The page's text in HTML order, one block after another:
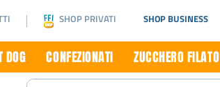
DOG CONFEZIONATI ZUCCHERO FILATO
SHOP PRIVATI SHOP BUSINESS